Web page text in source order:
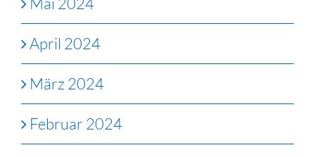
April 2024
März 2024
Februar 2024